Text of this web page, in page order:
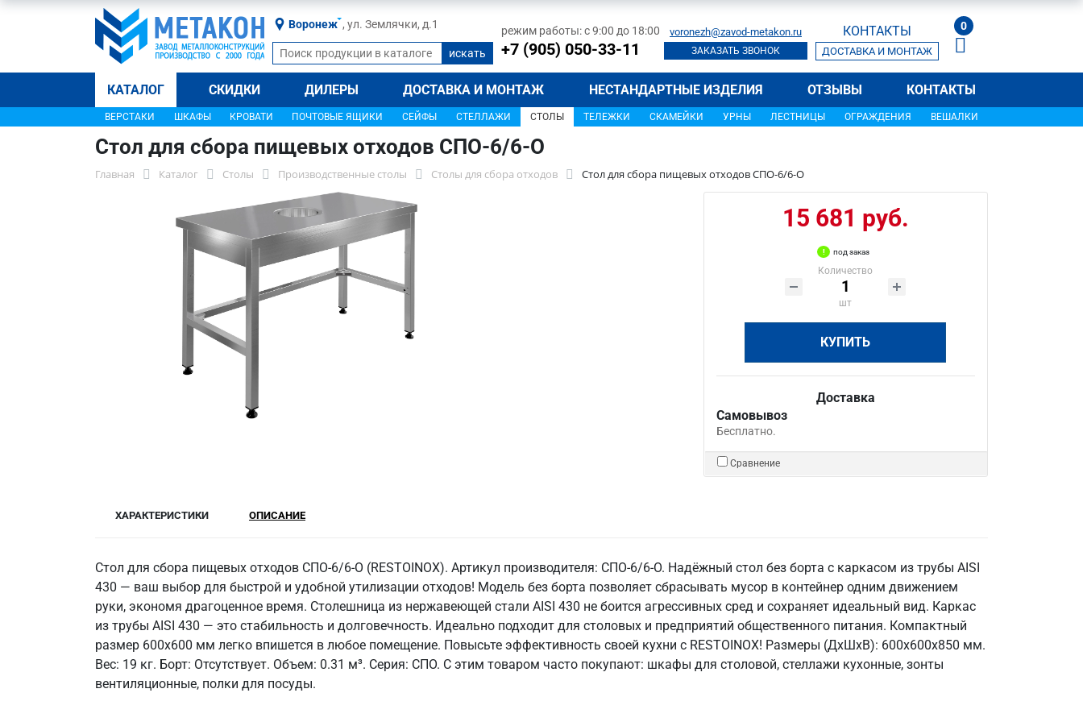
Воронеж , ул. Землячки, д.1 режим работы: с 9:00 до 18:00
+7 (905) 050-33-11
voronezh@zavod-metakon.ru
ЗАКАЗАТЬ ЗВОНОК
КОНТАКТЫ
ДОСТАВКА И МОНТАЖ
0
КАТАЛОГ СКИДКИ ДИЛЕРЫ ДОСТАВКА И МОНТАЖ НЕСТАНДАРТНЫЕ ИЗДЕЛИЯ ОТЗЫВЫ КОНТАКТЫ
ВЕРСТАКИ ШКАФЫ КРОВАТИ ПОЧТОВЫЕ ЯЩИКИ СЕЙФЫ СТЕЛЛАЖИ СТОЛЫ ТЕЛЕЖКИ СКАМЕЙКИ УРНЫ ЛЕСТНИЦЫ ОГРАЖДЕНИЯ ВЕШАЛКИ
Стол для сбора пищевых отходов СПО-6/6-О
Главная Каталог Столы Производственные столы Столы для сбора отходов Стол для сбора пищевых отходов СПО-6/6-О
15 681 руб.
под заказ
Количество
шт
КУПИТЬ
Доставка
Самовывоз
Бесплатно.
Сравнение
ХАРАКТЕРИСТИКИ ОПИСАНИЕ
Стол для сбора пищевых отходов СПО-6/6-О (RESTOINOX). Артикул производителя: СПО-6/6-О. Надёжный стол без борта с каркасом из трубы AISI
430 — ваш выбор для быстрой и удобной утилизации отходов! Модель без борта позволяет сбрасывать мусор в контейнер одним движением
руки, экономя драгоценное время. Столешница из нержавеющей стали AISI 430 не боится агрессивных сред и сохраняет идеальный вид. Каркас
из трубы AISI 430 — это стабильность и долговечность. Идеально подходит для столовых и предприятий общественного питания. Компактный
размер 600x600 мм легко впишется в любое помещение. Повысьте эффективность своей кухни с RESTOINOX! Размеры (ДхШхВ): 600x600x850 мм.
Вес: 19 кг. Борт: Отсутствует. Объем: 0.31 м³. Серия: СПО. С этим товаром часто покупают: шкафы для столовой, стеллажи кухонные, зонты
вентиляционные, полки для посуды.